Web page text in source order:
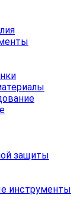
защиты
инструменты